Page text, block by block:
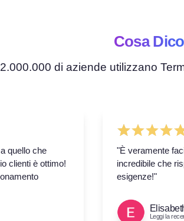
Cosa
di aziende utilizzano
quello che
clienti è ottimo!
"È veramente
incredibile che
esigenze!"
Leggi la